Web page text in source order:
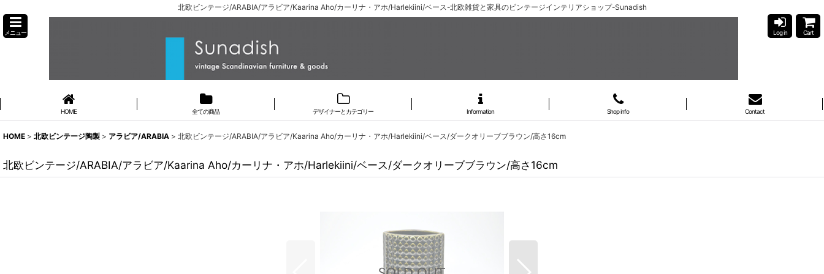
北欧ビンテージ/ARABIA/アラビア/Kaarina Aho/カーリナ・アホ/Harlekiini/ベース-北欧雑貨と家具のビンテージインテリアショップ-Sunadish
メニュー Log in Cart
HOME 全ての商品 デザイナーとカテゴリー Information Shop info Contact
HOME > 北欧ビンテージ陶製 > アラビア/ARABIA > 北欧ビンテージ/ARABIA/アラビア/Kaarina Aho/カーリナ・アホ/Harlekiini/ベース/ダークオリーブブラウン/高さ16cm
北欧ビンテージ/ARABIA/アラビア/Kaarina Aho/カーリナ・アホ/Harlekiini/ベース/ダークオリーブブラウン/高さ16cm